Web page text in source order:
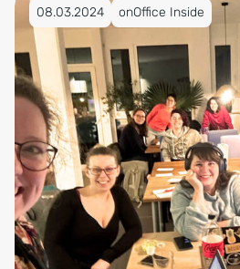
Veröffentlicht am 08.03.2024
08.03.2024 onOffice Inside